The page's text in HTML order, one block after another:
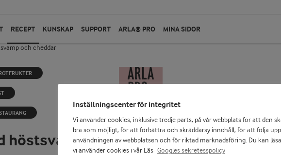
RECEPT KUNSKAP SUPPORT ARLA® PRO MINA SIDOR
och cheddar
höstsvamp
Inställningscenter för integritet
Vi använder cookies, inklusive tredje parts, på vår webbplats för att den
bra som möjligt, för att förbättra och skräddarsy innehåll, för att följa upp
användningen av webbplatsen och för riktad marknadsföring. Du kan
vi använder cookies i vår Läs Googles sekretesspolicy